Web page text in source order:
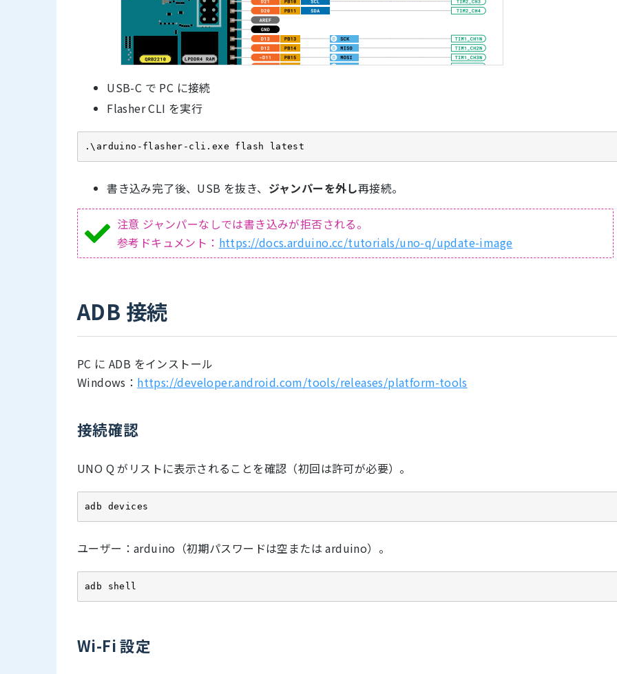
USB-C で PC に接続
Flasher CLI を実行
.\arduino-flasher-cli.exe flash latest
書き込み完了後、USB を抜き、 ジャンパーを外し再接続。
注意 ジャンパーなしでは書き込みが拒否される。
参考ドキュメント： https://docs.arduino.cc/tutorials/uno-q/update-image
ADB 接続
PC に ADB をインストール
Windows： https://developer.android.com/tools/releases/platform-tools
接続確認
UNO Q がリストに表示されることを確認（初回は許可が必要）。
adb devices
ユーザー：arduino（初期パスワードは空または arduino）。
adb shell
Wi-Fi 設定